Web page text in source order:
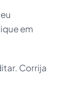
em
Corrija